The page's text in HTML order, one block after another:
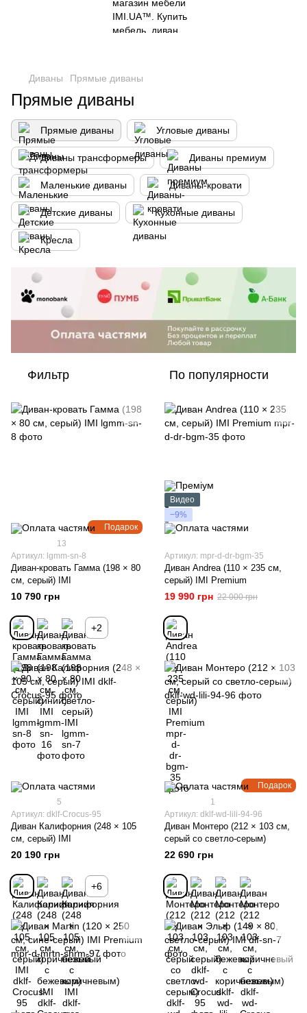
Диваны Прямые диваны
Прямые диваны
Прямые диваны Угловые диваны
Диваны трансформеры Диваны премиум
Маленькие диваны Диваны-кровати
Детские диваны Кухонные диваны
Кресла
Фильтр По популярности
Подарок
13
Артикул: lgmm-sn-8
Диван-кровать Гамма (198 × 80
см, серый) IMI
10 790 грн
+2
Видео
−9%
Артикул: mpr-d-dr-bgm-35
Диван Andrea (110 × 235 см,
серый) IMI Premium
19 990 грн 22 000 грн
5
Артикул: dklf-Crocus-95
Диван Калифорния (248 × 105
см, серый) IMI
20 190 грн
+6
Подарок
1
Артикул: dklf-wd-lili-94-96
Диван Монтеро (212 × 103 см,
серый со светло-серым)
22 690 грн